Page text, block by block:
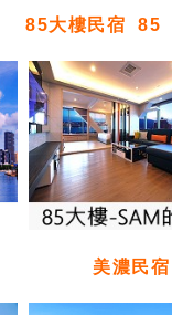
85大樓民宿 85
美濃民宿